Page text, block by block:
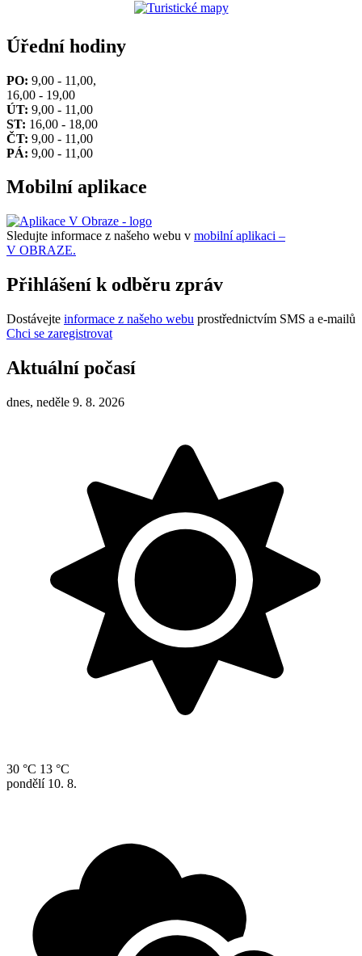
Úřední hodiny
PO: 9,00 - 11,00,
16,00 - 19,00
ÚT: 9,00 - 11,00
ST: 16,00 - 18,00
ČT: 9,00 - 11,00
PÁ: 9,00 - 11,00
Mobilní aplikace
Sledujte informace z našeho webu v mobilní aplikaci –
V OBRAZE.
Přihlášení k odběru zpráv
Dostávejte informace z našeho webu prostřednictvím SMS a e-mailů
Chci se zaregistrovat
Aktuální počasí
dnes, neděle 9. 8. 2026
30 °C 13 °C
pondělí 10. 8.